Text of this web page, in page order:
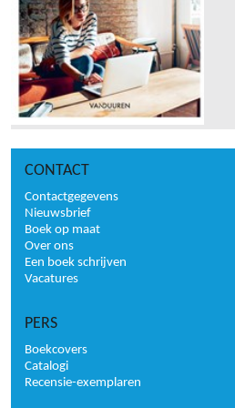
CONTACT
Contactgegevens
Nieuwsbrief
Boek op maat
Over ons
Een boek schrijven
Vacatures
PERS
Boekcovers
Catalogi
Recensie-exemplaren